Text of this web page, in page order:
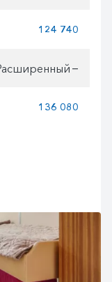
124 740
—
136 080